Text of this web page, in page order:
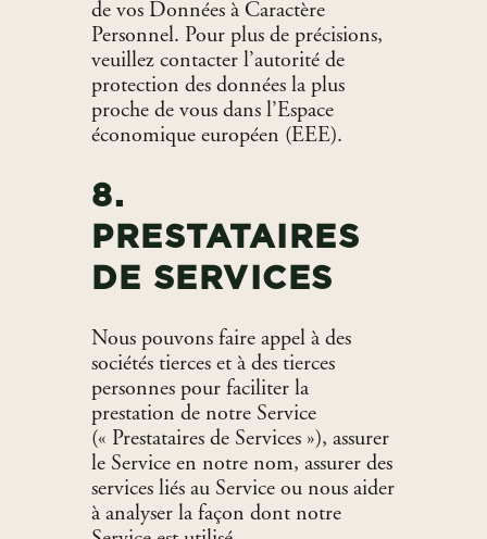
de vos Données à Caractère
Personnel. Pour plus de précisions,
veuillez contacter l’autorité de
protection des données la plus
proche de vous dans l’Espace
économique européen (EEE).
8.
PRESTATAIRES
DE SERVICES
Nous pouvons faire appel à des
sociétés tierces et à des tierces
personnes pour faciliter la
prestation de notre Service
(« Prestataires de Services »), assurer
le Service en notre nom, assurer des
services liés au Service ou nous aider
à analyser la façon dont notre